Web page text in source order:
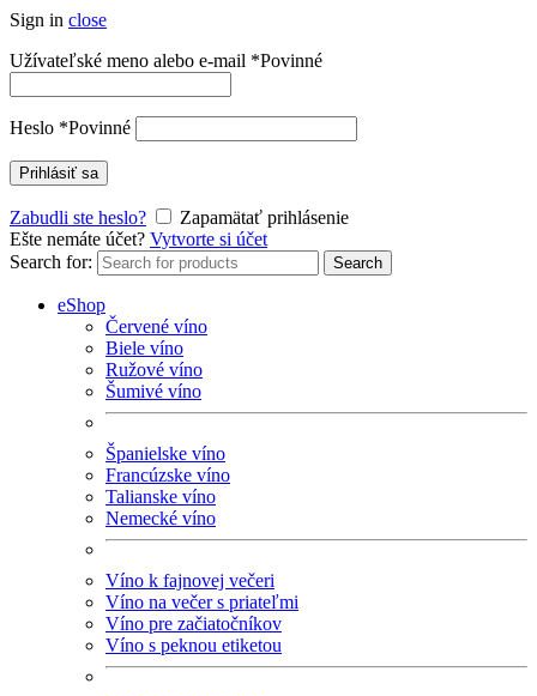
Sign in close
Užívateľské meno alebo e-mail *Povinné
Heslo *Povinné
Prihlásiť sa
Zabudli ste heslo?
Zapamätať prihlásenie
Ešte nemáte účet? Vytvorte si účet
Search for:
Search
eShop
Červené víno
Biele víno
Ružové víno
Šumivé víno
Španielske víno
Francúzske víno
Talianske víno
Nemecké víno
Víno k fajnovej večeri
Víno na večer s priateľmi
Víno pre začiatočníkov
Víno s peknou etiketou